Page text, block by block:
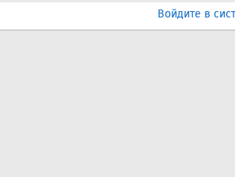
Войдите в